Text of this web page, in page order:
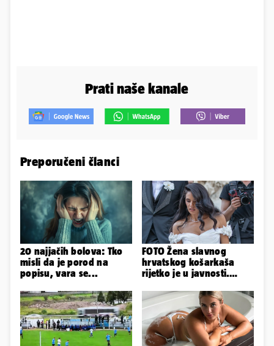
Prati naše kanale
Preporučeni članci
20 najjačih bolova: Tko
misli da je porod na
popisu, vara se...
FOTO Žena slavnog
hrvatskog košarkaša
rijetko je u javnosti.
vjenčanje